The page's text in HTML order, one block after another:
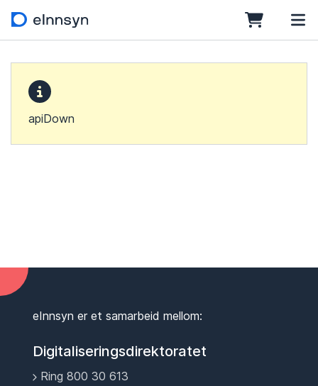
apiDown
eInnsyn er et samarbeid mellom:
Digitaliseringsdirektoratet
Ring 800 30 613